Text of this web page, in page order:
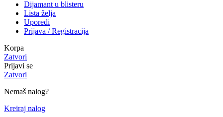
Dijamant u blisteru
Lista želja
Uporedi
Prijava / Registracija
Korpa
Zatvori
Prijavi se
Zatvori
Nemaš nalog?
Kreiraj nalog